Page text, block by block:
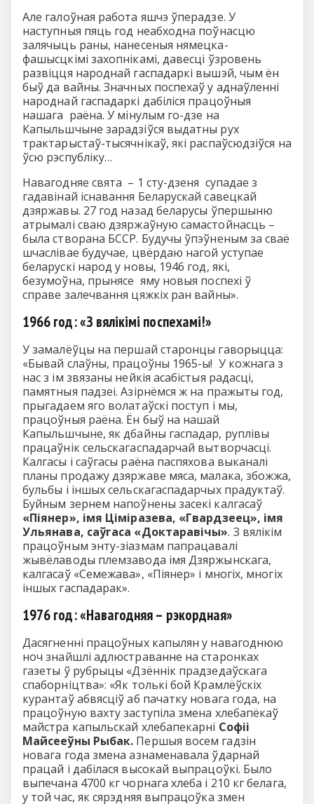
Але галоўная работа яшчэ ўперадзе. У
наступныя пяць год неабходна поўнасцю
залячыць раны, нанесеныя нямецка-
фашысцкімі захопнікамі, давесці ўзровень
развіцця народнай гаспадаркі вышэй, чым ён
быў да вайны. Значных поспехаў у аднаўленні
народнай гаспадаркі дабіліся працоўныя
нашага раёна. У мінулым го-дзе на
Капыльшчыне зарадзіўся выдатны рух
трактарыстаў-тысячнікаў, які распаўсюдзіўся на
ўсю рэспубліку…
Навагодняе свята – 1 сту-дзеня супадае з
гадавінай існавання Беларускай савецкай
дзяржавы. 27 год назад беларусы ўпершыню
атрымалі сваю дзяржаўную самастойнасць –
была створана БССР. Будучы ўпэўненым за сваё
шчаслівае будучае, цвёрдаю нагой уступае
беларускі народ у новы, 1946 год, які,
безумоўна, прынясе яму новыя поспехі ў
справе залечвання цяжкіх ран вайны».
1966 год: «З вялікімі поспехамі!»
У замалёўцы на першай старонцы гаворыцца:
«Бывай слаўны, працоўны 1965-ы! У кожнага з
нас з ім звязаны нейкія асабістыя радасці,
памятныя падзеі. Азірнёмся ж на пражыты год,
прыгадаем яго волатаўскі поступ і мы,
працоўныя раёна. Ён быў на нашай
Капыльшчыне, як дбайны гаспадар, руплівы
працаўнік сельскагаспадарчай вытворчасці.
Калгасы і саўгасы раёна паспяхова выканалі
планы продажу дзяржаве мяса, малака, збожжа,
бульбы і іншых сельскагаспадарчых прадуктаў.
Буйным зернем напоўнены засекі калгасаў
«Піянер», імя Ціміразева, «Гвардзеец», імя
Ульянава, саўгаса «Доктаравічы». З вялікім
працоўным энту-зіазмам папрацавалі
жывёлаводы племзавода імя Дзяржынскага,
калгасаў «Семежава», «Піянер» і многіх, многіх
іншых гаспадарак».
1976 год: «Навагодняя – рэкордная»
Дасягненні працоўных капылян у навагоднюю
ноч знайшлі адлюстраванне на старонках
газеты ў рубрыцы «Дзённік прадзедаўскага
спаборніцтва»: «Як толькі бой Крамлёўскіх
курантаў абвясціў аб пачатку новага года, на
працоўную вахту заступіла змена хлебапёкаў
майстра капыльскай хлебапекарні Софіі
Майсееўны Рыбак. Першыя восем гадзін
новага года змена азнаменавала ўдарнай
працай і дабілася высокай выпрацоўкі. Было
выпечана 4700 кг чорнага хлеба і 210 кг белага,
у той час, як сярэдняя выпрацоўка змен